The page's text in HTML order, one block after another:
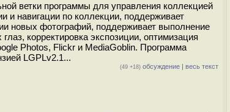
ветки программы для управления коллекцией
и навигации по коллекции, поддерживает
новых фотографий, поддерживает выполнение
корректировка экспозиции, оптимизация
Photos, Flickr и MediaGoblin. Программа
LGPLv2.1...
(49 +18) обсуждение | весь текст